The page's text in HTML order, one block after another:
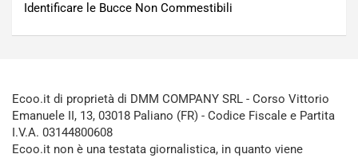
Identificare le Bucce Non Commestibili
Ecoo.it di proprietà di DMM COMPANY SRL - Corso Vittorio
Emanuele II, 13, 03018 Paliano (FR) - Codice Fiscale e Partita
I.V.A. 03144800608
Ecoo.it non è una testata giornalistica, in quanto viene